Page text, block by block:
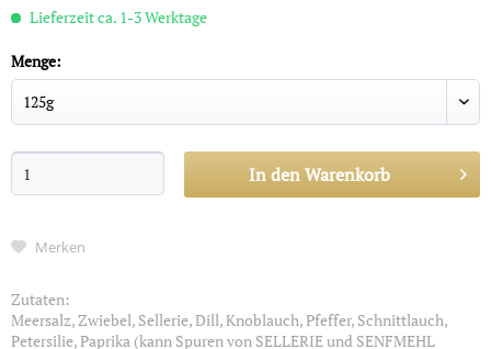
Lieferzeit ca. 1-3 Werktage
Menge:
In denWarenkorb
Merken
Zutaten:
Meersalz, Zwiebel, Sellerie, Dill, Knoblauch, Pfeffer, Schnittlauch,
Petersilie, Paprika (kann Spuren von SELLERIE und SENFMEHL